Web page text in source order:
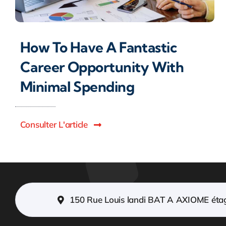
How To Have A Fantastic
Career Opportunity With
Minimal Spending
Consulter L'article
150 Rue Louis landi BAT A AXIOME